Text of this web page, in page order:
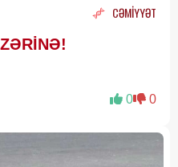
CƏMİYYƏT
0 0